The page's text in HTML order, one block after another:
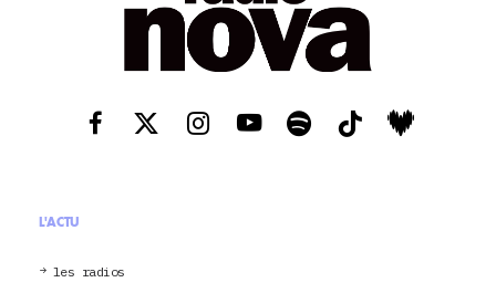
L'ACTU
les radios